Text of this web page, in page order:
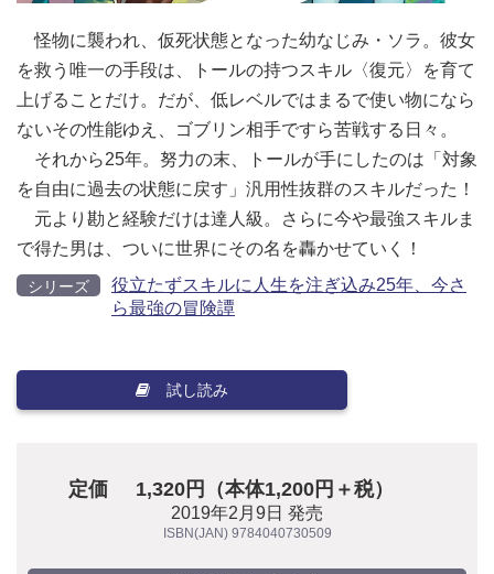
怪物に襲われ、仮死状態となった幼なじみ・ソラ。彼女
を救う唯一の手段は、トールの持つスキル〈復元〉を育て
上げることだけ。だが、低レベルではまるで使い物になら
ないその性能ゆえ、ゴブリン相手ですら苦戦する日々。
それから25年。努力の末、トールが手にしたのは「対象
を自由に過去の状態に戻す」汎用性抜群のスキルだった！
元より勘と経験だけは達人級。さらに今や最強スキルま
で得た男は、ついに世界にその名を轟かせていく！
シリーズ
役立たずスキルに人生を注ぎ込み25年、今さ
ら最強の冒険譚
試し読み
定価 1,320円（本体1,200円＋税）
2019年2月9日 発売
ISBN(JAN) 9784040730509